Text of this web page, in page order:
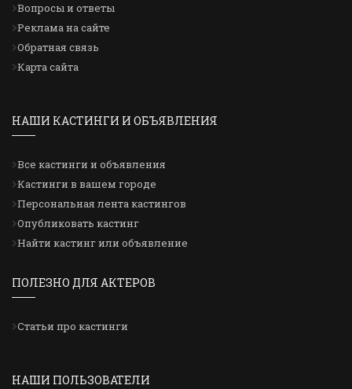
Вопросы и ответы
Реклама на сайте
Обратная связь
Карта сайта
НАШИ КАСТИНГИ И ОБЪЯВЛЕНИЯ
Все кастинги и объявления
Кастинги в вашем городе
Персональная лента кастингов
Опубликовать кастинг
Найти кастинг или объявление
ПОЛЕЗНО ДЛЯ АКТЕРОВ
Статьи про кастинги
НАШИ ПОЛЬЗОВАТЕЛИ